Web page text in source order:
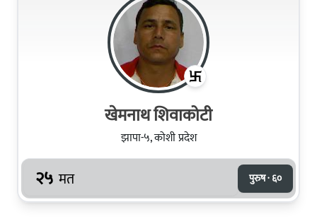
खेमनाथ शिवाकोटी
झापा-५, कोशी प्रदेश
२५ मत पुरुष · ६०